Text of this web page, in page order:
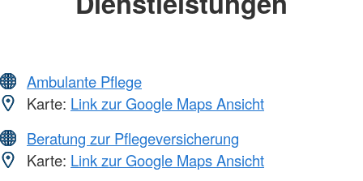
Ambulante Pflege
Karte: Link zur Google Maps Ansicht
Beratung zur Pflegeversicherung
Karte: Link zur Google Maps Ansicht